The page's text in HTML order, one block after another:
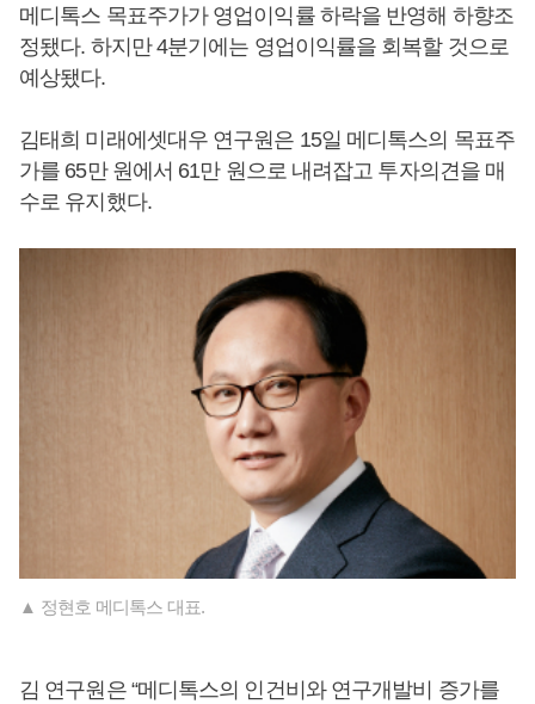
메디톡스 목표주가가 영업이익률 하락을 반영해 하향조
정됐다. 하지만 4분기에는 영업이익률을 회복할 것으로
예상됐다.
김태희 미래에셋대우 연구원은 15일 메디톡스의 목표주
가를 65만 원에서 61만 원으로 내려잡고 투자의견을 매
수로 유지했다.
▲ 정현호 메디톡스 대표.
김 연구원은 “메디톡스의 인건비와 연구개발비 증가를